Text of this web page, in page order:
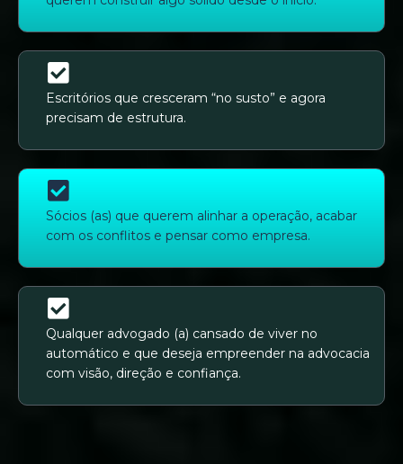
Escritórios que cresceram “no susto” e agora
precisam de estrutura.
Sócios (as) que querem alinhar a operação, acabar
com os conflitos e pensar como empresa.
Qualquer advogado (a) cansado de viver no
automático e que deseja empreender na advocacia
com visão, direção e confiança.